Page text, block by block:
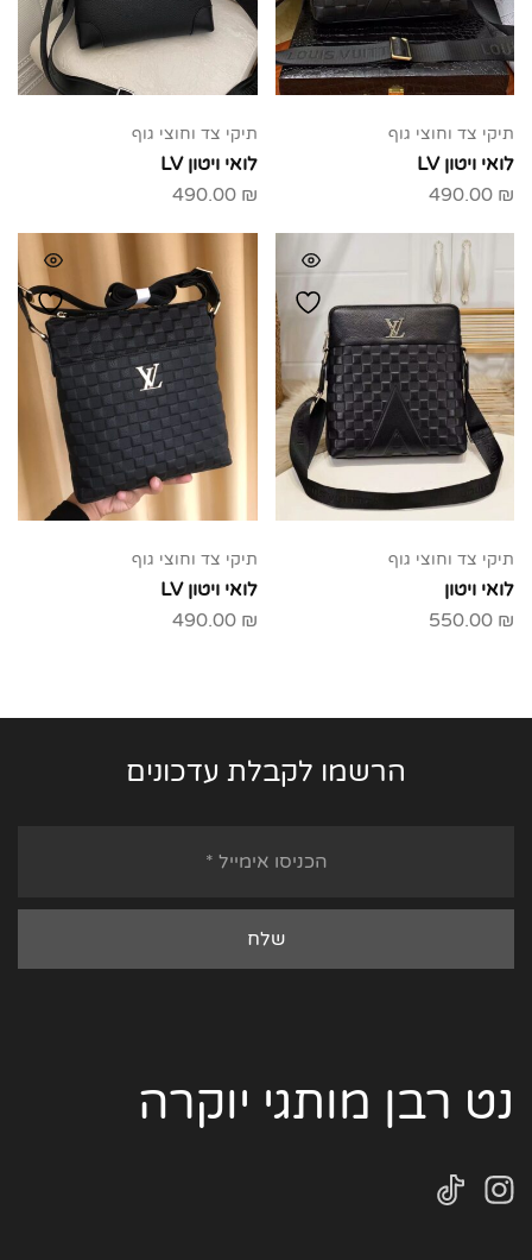
תיקי צד וחוצי גוף
לואי ויטון LV
490.00 ₪
תיקי צד וחוצי גוף
לואי ויטון LV
490.00 ₪
תיקי צד וחוצי גוף
לואי ויטון
550.00 ₪
תיקי צד וחוצי גוף
לואי ויטון LV
490.00 ₪
הרשמו לקבלת עדכונים
נט רבן מותגי יוקרה